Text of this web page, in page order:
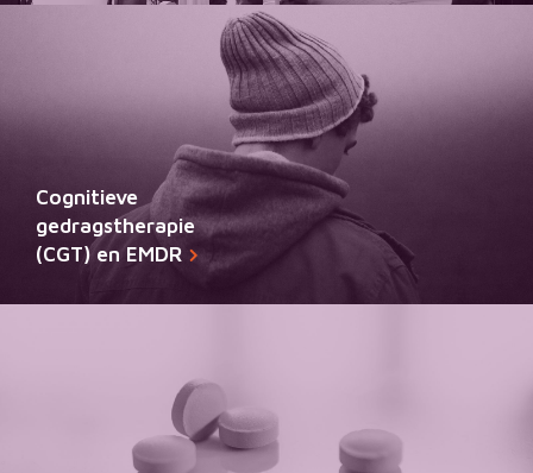
Cognitieve
gedragstherapie
(CGT) en EMDR